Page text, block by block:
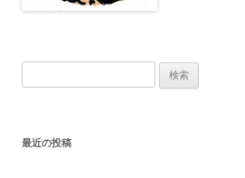
最近の投稿